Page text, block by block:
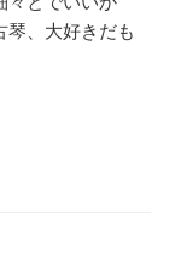
琴、大好きだも